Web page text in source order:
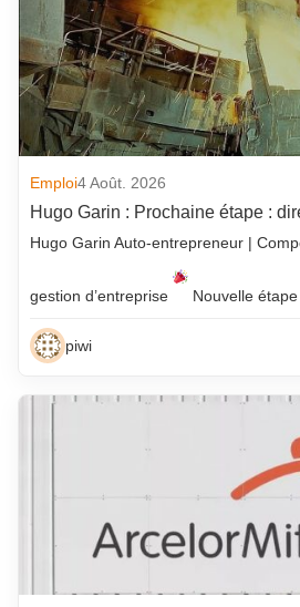
Emploi4 Août. 2026
Hugo Garin : Prochaine étape :
Hugo Garin Auto-entrepreneur |
gestion d’entreprise Nouvelle
piwi